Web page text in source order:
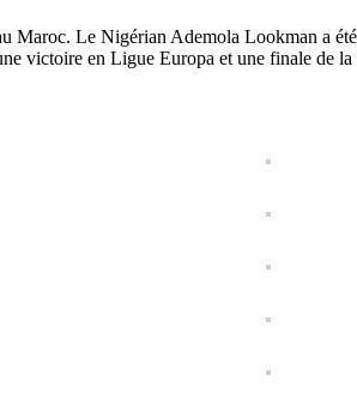
Maroc. Le Nigérian Ademola Lookman a
victoire en Ligue Europa et une finale de